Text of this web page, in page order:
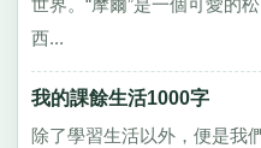
世界。“摩爾”是一個可愛的
西...
我的課餘生活1000字
除了學習生活以外，便是我